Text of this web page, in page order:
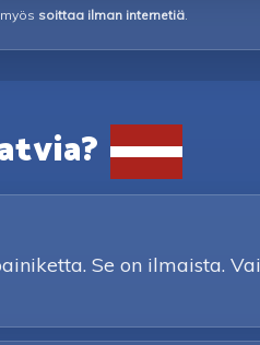
soittaa ilman internetiä.
Se on ilmaista.